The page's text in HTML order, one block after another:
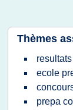
Thèmes
ecole
prepa